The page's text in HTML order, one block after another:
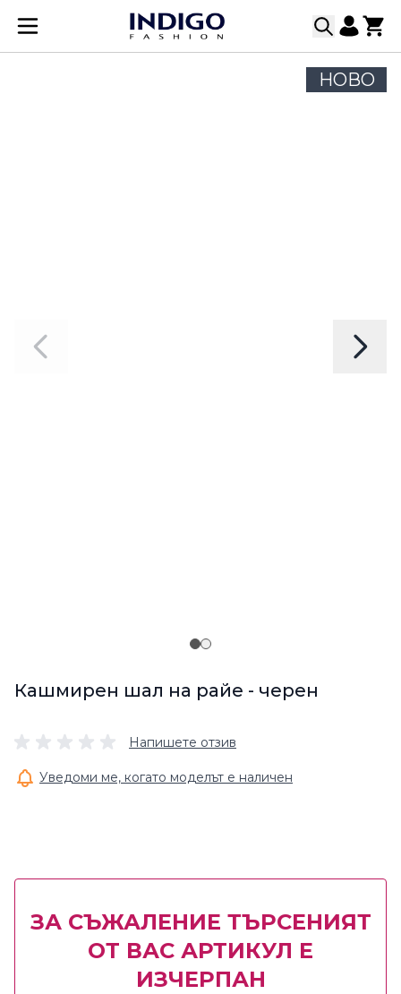
Прескачане към съдържанието
НОВО
Кашмирен шал на райе - черен
Напишете отзив
Уведоми ме, когато моделът е наличен
ЗА СЪЖАЛЕНИЕ ТЪРСЕНИЯТ
ОТ ВАС АРТИКУЛ Е
ИЗЧЕРПАН